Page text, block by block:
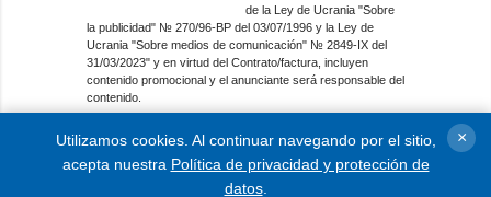
de la Ley de Ucrania "Sobre
la publicidad" № 270/96-ВР del 03/07/1996 y la Ley de
Ucrania "Sobre medios de comunicación" № 2849-IX del
31/03/2023" y en virtud del Contrato/factura, incluyen
contenido promocional y el anunciante será responsable del
contenido.
Entidad de medios en línea; identificador de medios: R40-
01421.
© 2015-2026 Ukrinform. Todos los derechos reservados.
Utilizamos cookies. Al continuar navegando por el sitio,
acepta nuestra Política de privacidad y protección de
datos.
×